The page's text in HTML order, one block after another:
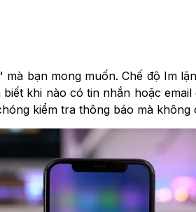
bạn mong muốn. Chế độ Im
khi nào có tin nhắn hoặc
kiểm tra thông báo mà không